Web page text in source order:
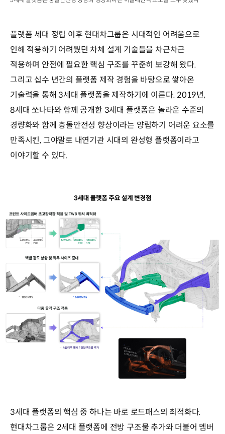
플랫폼 세대 정립 이후 현대차그룹은 시대적인 어려움으로
인해 적용하기 어려웠던 차체 설계 기술들을 차근차근
적용하며 안전에 필요한 핵심 구조를 꾸준히 보강해 왔다.
그리고 십수 년간의 플랫폼 제작 경험을 바탕으로 쌓아온
기술력을 통해 3세대 플랫폼을 제작하기에 이른다. 2019년,
8세대 쏘나타와 함께 공개한 3세대 플랫폼은 놀라운 수준의
경량화와 함께 충돌안전성 향상이라는 양립하기 어려운 요소를
만족시킨, 그야말로 내연기관 시대의 완성형 플랫폼이라고
이야기할 수 있다.
3세대 플랫폼의 핵심 중 하나는 바로 로드패스의 최적화다.
현대차그룹은 2세대 플랫폼에 전방 구조물 추가와 더불어 멤버